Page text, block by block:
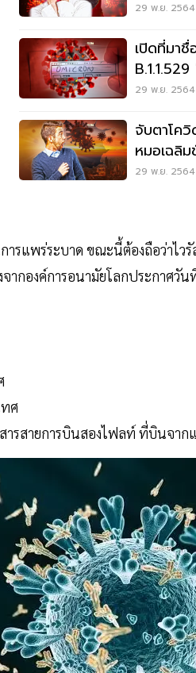
29 พ.ย.
เปิดที่มา
29 พ.ย.
จับตาโค
หมอเฉลิ
ระลอกใหม่
29 พ.ย.
ารแพร่ระบาด ขณะนี้ต้องถือว่าไว
จากองค์การอนามัยโลกประกา
ศ
รสายการบินสองไฟลท์ ที่บินจาก